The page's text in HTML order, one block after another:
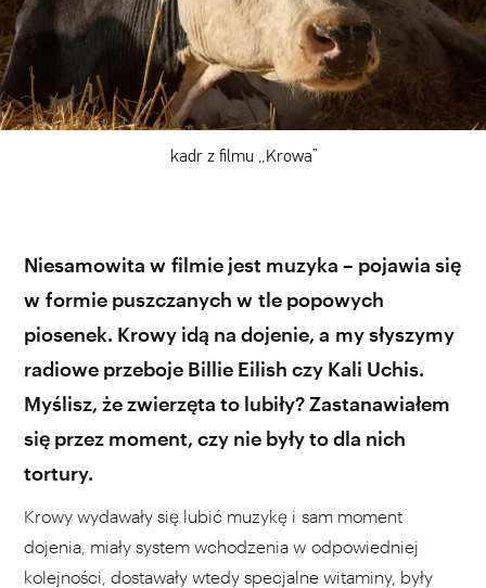
kadr z filmu „Krowa”
Niesamowita w filmie jest muzyka – pojawia się
w formie puszczanych w tle popowych
piosenek. Krowy idą na dojenie, a my słyszymy
radiowe przeboje Billie Eilish czy Kali Uchis.
Myślisz, że zwierzęta to lubiły? Zastanawiałem
się przez moment, czy nie były to dla nich
tortury.
Krowy wydawały się lubić muzykę i sam moment
dojenia, miały system wchodzenia w odpowiedniej
kolejności, dostawały wtedy specjalne witaminy, były